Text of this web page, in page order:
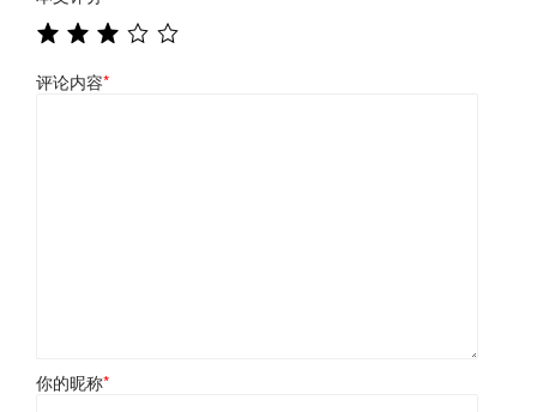
评论内容*
你的昵称*